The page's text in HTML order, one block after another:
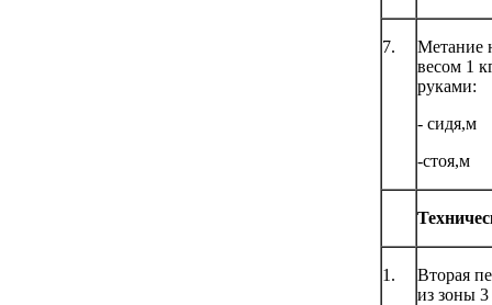
7.
Метание
весом 1
руками:
- сидя,м
-стоя,м
1.
Вторая
из зоны 3